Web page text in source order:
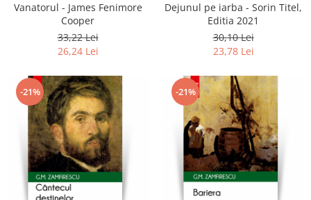
Vanatorul - James Fenimore
Cooper
33,22 Lei
26,24 Lei
Dejunul pe iarba - Sorin Titel,
Editia 2021
30,10 Lei
23,78 Lei
-21% -21%